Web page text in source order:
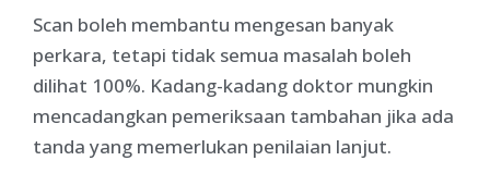
Scan boleh membantu mengesan banyak
perkara, tetapi tidak semua masalah boleh
dilihat 100%. Kadang-kadang doktor mungkin
mencadangkan pemeriksaan tambahan jika ada
tanda yang memerlukan penilaian lanjut.